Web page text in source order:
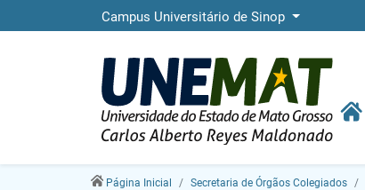
Campus Universitário de Sinop
Página Inicial Secretaria de Órgãos Colegiados